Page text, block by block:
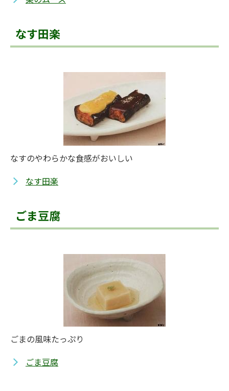
なす田楽
なすのやわらかな食感がおいしい
なす田楽
ごま豆腐
ごまの風味たっぷり
ごま豆腐